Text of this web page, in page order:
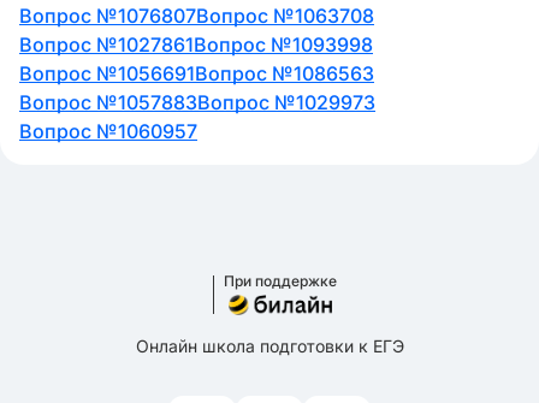
Вопрос №1076807Вопрос №1063708
Вопрос №1027861Вопрос №1093998
Вопрос №1056691Вопрос №1086563
Вопрос №1057883Вопрос №1029973
Вопрос №1060957
При поддержке
Онлайн школа подготовки к ЕГЭ